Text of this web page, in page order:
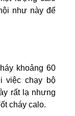
như này để
khoảng 60
việc chạy bộ
rất lạ nhưng
cháy calo.